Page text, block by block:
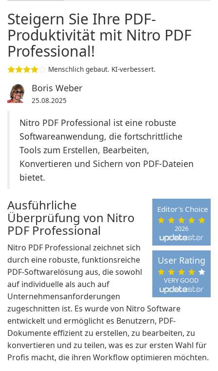
Steigern Sie Ihre PDF-
Produktivität mit Nitro PDF
Professional!
Menschlich gebaut. KI-verbessert.
Boris Weber
25.08.2025
Nitro PDF Professional ist eine robuste
Softwareanwendung, die fortschrittliche
Tools zum Erstellen, Bearbeiten,
Konvertieren und Sichern von PDF-Dateien
bietet.
2026
Editor's Choice
VERY GOOD
User Rating
Ausführliche
Überprüfung von Nitro
PDF Professional
Nitro PDF Professional zeichnet sich
durch eine robuste, funktionsreiche
PDF-Softwarelösung aus, die sowohl
auf individuelle als auch auf
Unternehmensanforderungen
zugeschnitten ist. Es wurde von Nitro Software
entwickelt und ermöglicht es Benutzern, PDF-
Dokumente effizient zu erstellen, zu bearbeiten, zu
konvertieren und zu teilen, was es zur ersten Wahl für
Profis macht, die ihren Workflow optimieren möchten.